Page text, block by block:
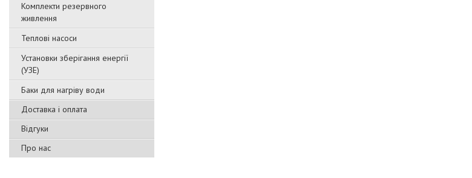
Комплекти резервного
живлення
Теплові насоси
Установки зберігання енергії
(УЗЕ)
Баки для нагріву води
Доставка і оплата
Відгуки
Про нас